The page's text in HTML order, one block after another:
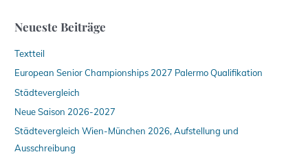
n
c
h
Neueste Beiträge
Textteil
European Senior Championships 2027 Palermo Qualifikation
Städtevergleich
Neue Saison 2026-2027
Städtevergleich Wien-München 2026, Aufstellung und
Ausschreibung